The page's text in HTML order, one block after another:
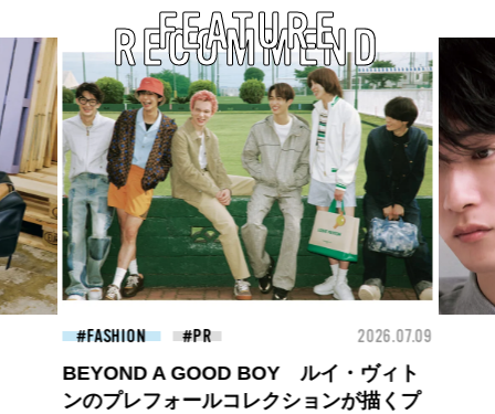
RECOMMEND
FEATURE
FASHION 2026.07.09
高橋璃央と、ジュエッテの出会い。夏の
定番、ピンクゴールドが印象的